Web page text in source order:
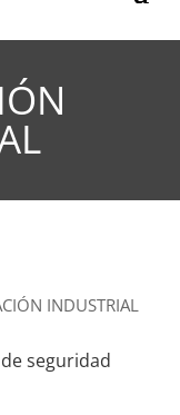
INDUSTRIAL
seguridad